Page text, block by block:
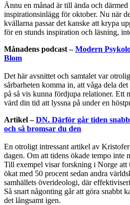
Ännu en månad är till ända och därmed
inspirationsinlägg för oktober. Nu när
kvällarna passar det kanske att krypa
för en stunds inspiration och läsning,
Månadens podcast –Modern
Blom
Det här avsnittet och samtalet var
sårbarheten komma in, att våga dela
på så vis kunna fördjupa relationer. Ett
värd din tid att lyssna på under en
Artikel –DN. Därför går tiden
och så bromsar du den
En otroligt intressant artikel av
dagen. Om att tidens ökade tempo inte
Till exempel visar forskning i Norge att
ökat med 50 procent sedan andra
samhällets överideologi, där
Så snart någonting går att göra snabbt
det långsamt igen.